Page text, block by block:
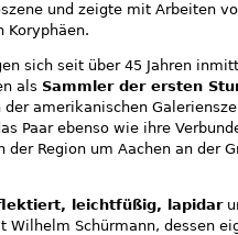
und zeigte mit Arbeiten
Koryphäen.
sich seit über 45 Jahren
als Sammler der ersten
amerikanischen
Paar ebenso wie ihre
Region um Aachen an der
leichtfüßig, lapidar
Schürmann, dessen